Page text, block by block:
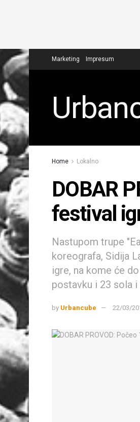
Marketing Impresum
Home Lokalno
DOBAR
festival
Nastupom trupe
koreografa, Sidija
igre, na kome će
postavku i 23 sola i
by Urbancube 22/03/